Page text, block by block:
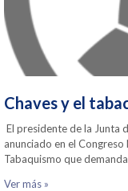
Chaves y el
El presidente de la Junta
anunciado en el
Tabaquismo que
Ver más »